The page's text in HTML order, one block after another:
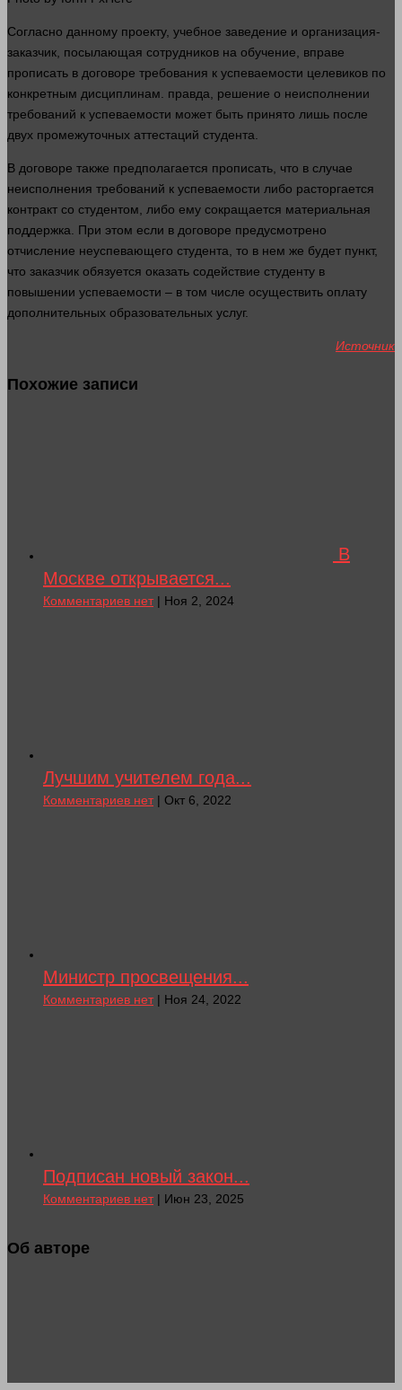
Согласно данному проекту, учебное заведение и организация-
заказчик , посылающая сотрудников на обучение, вправе
прописать в договоре требования к успеваемости целевиков по
конкретным дисциплинам. правда , решение о неисполнении
требований к успеваемости может быть принято лишь после
двух промежуточных аттестаций студента.
В договоре также предполагается прописать, что в случае
неисполнения требований к успеваемости либо расторгается
контракт со студентом, либо ему сокращается материальная
поддержка. При этом если в договоре предусмотрено
отчисление неуспевающего студента, то в нем же будет пункт,
что заказчик обязуется оказать содействие студенту в
повышении успеваемости – в том числе осуществить оплату
дополнительных образовательных услуг.
Источник
Похожие записи
В
Москве открывается...
Комментариев нет| Ноя 2, 2024
Лучшим учителем года...
Комментариев нет| Окт 6, 2022
Министр просвещения...
Комментариев нет| Ноя 24, 2022
Подписан новый закон...
Комментариев нет| Июн 23, 2025
Об авторе